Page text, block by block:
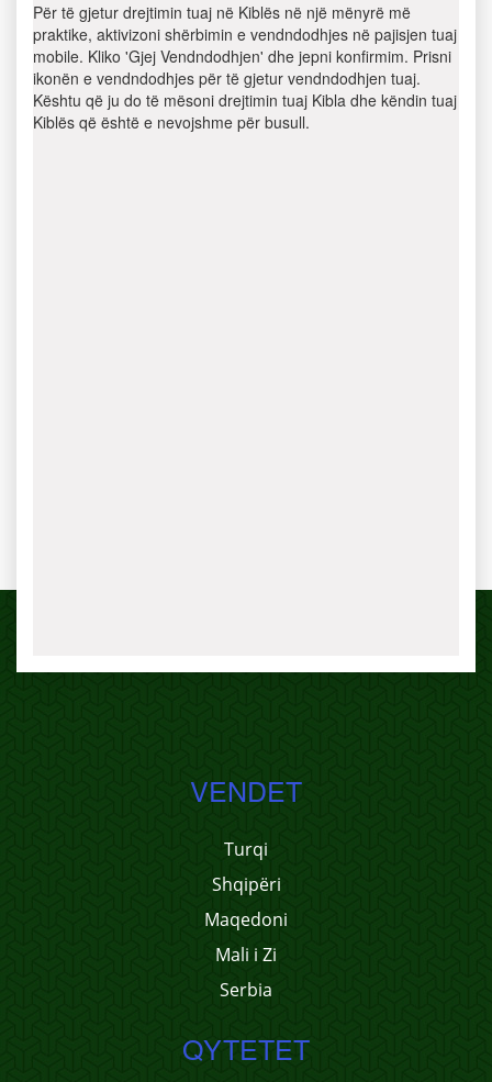
Për të gjetur drejtimin tuaj në Kiblës në një mënyrë më
praktike, aktivizoni shërbimin e vendndodhjes në pajisjen tuaj
mobile. Kliko 'Gjej Vendndodhjen' dhe jepni konfirmim. Prisni
ikonën e vendndodhjes për të gjetur vendndodhjen tuaj.
Kështu që ju do të mësoni drejtimin tuaj Kibla dhe këndin tuaj
Kiblës që është e nevojshme për busull.
VENDET
Turqi
Shqipëri
Maqedoni
Mali i Zi
Serbia
QYTETET